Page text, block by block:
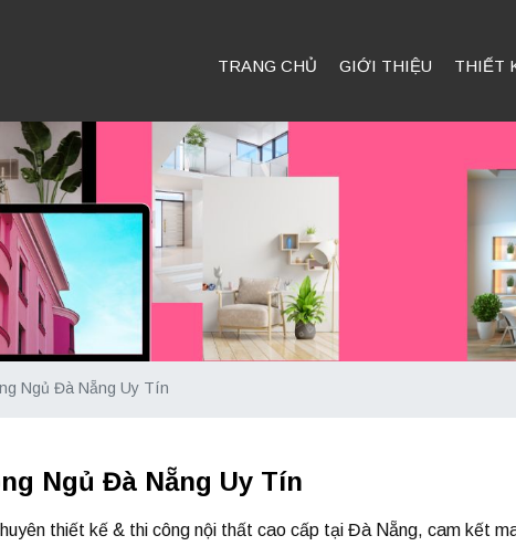
TRANG CHỦ GIỚI THIỆU THIẾT
Ngủ Đà Nẵng Uy Tín
Ngủ Đà Nẵng Uy Tín
thiết kế & thi công nội thất cao cấp tại Đà Nẵng, cam kết